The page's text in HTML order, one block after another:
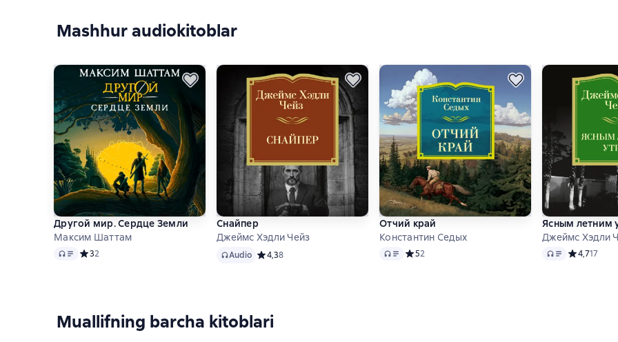
Mashhur audiokitoblar
Другой мир. Сердце Земли
Максим Шаттам
Audio Средний рейтинг 3 на основе 2 оценок
32
Снайпер
Джеймс Хэдли Чейз
AudioAudio Средний рейтинг 4,3 на основе 8 оценок
4,38
Отчий край
Константин Седых
Audio Средний рейтинг 5 на основе 2 оценок
52
Ясным летним
Джеймс Хэдли
Audio Средний
4,717
Muallifning barcha kitoblari